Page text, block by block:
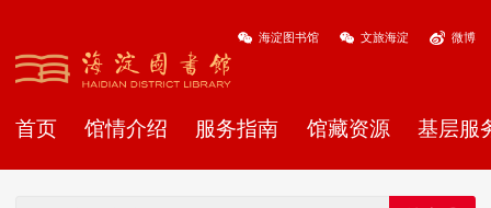
海淀图书馆 文旅海淀 微博
首页 馆情介绍 服务指南 馆藏资源 基层服